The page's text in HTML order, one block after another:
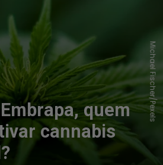
quem
cannabis
Michael Fischer/Pexels